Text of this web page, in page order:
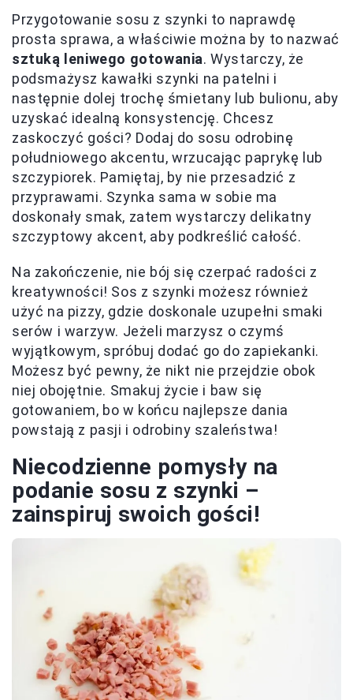
Przygotowanie sosu z szynki to naprawdę
prosta sprawa, a właściwie można by to nazwać
sztuką leniwego gotowania. Wystarczy, że
podsmażysz kawałki szynki na patelni i
następnie dolej trochę śmietany lub bulionu, aby
uzyskać idealną konsystencję. Chcesz
zaskoczyć gości? Dodaj do sosu odrobinę
południowego akcentu, wrzucając paprykę lub
szczypiorek. Pamiętaj, by nie przesadzić z
przyprawami. Szynka sama w sobie ma
doskonały smak, zatem wystarczy delikatny
szczyptowy akcent, aby podkreślić całość.
Na zakończenie, nie bój się czerpać radości z
kreatywności! Sos z szynki możesz również
użyć na pizzy, gdzie doskonale uzupełni smaki
serów i warzyw. Jeżeli marzysz o czymś
wyjątkowym, spróbuj dodać go do zapiekanki.
Możesz być pewny, że nikt nie przejdzie obok
niej obojętnie. Smakuj życie i baw się
gotowaniem, bo w końcu najlepsze dania
powstają z pasji i odrobiny szaleństwa!
Niecodzienne pomysły na
podanie sosu z szynki –
zainspiruj swoich gości!